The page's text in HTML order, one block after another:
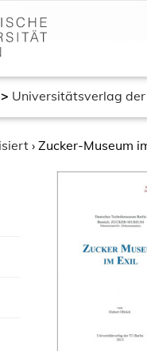
> Universitätsverlag
› Zucker-Museum